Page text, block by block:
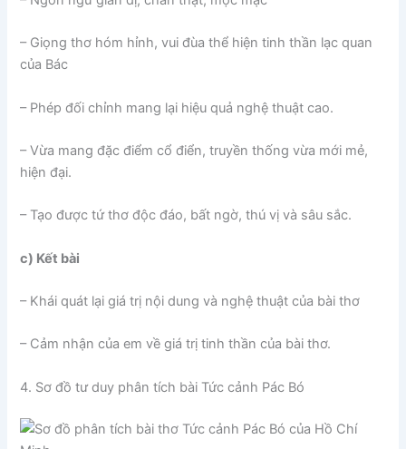
– Giọng thơ hóm hỉnh, vui đùa thể hiện tinh thần lạc quan
của Bác
– Phép đối chỉnh mang lại hiệu quả nghệ thuật cao.
– Vừa mang đặc điểm cổ điển, truyền thống vừa mới mẻ,
hiện đại.
– Tạo được tứ thơ độc đáo, bất ngờ, thú vị và sâu sắc.
c) Kết bài
– Khái quát lại giá trị nội dung và nghệ thuật của bài thơ
– Cảm nhận của em về giá trị tinh thần của bài thơ.
4. Sơ đồ tư duy phân tích bài Tức cảnh Pác Bó